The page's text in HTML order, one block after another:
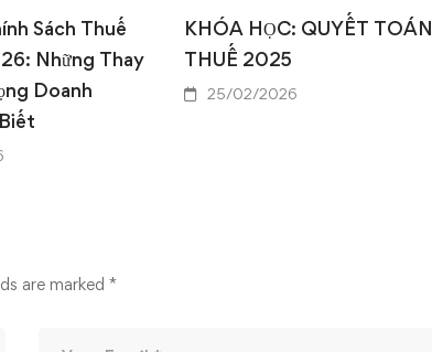
Sách Thuế
Những Thay
Doanh
KHÓA HỌC: QUYẾT TOÁN
THUẾ 2025
25/02/2026
are marked *